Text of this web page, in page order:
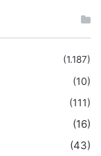
(1.187)
(10)
(111)
(16)
(43)